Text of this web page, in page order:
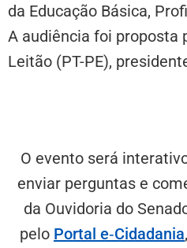
da Educação Básica,
A audiência foi proposta
Leitão (PT-PE),
O evento será
enviar perguntas e
da Ouvidoria do
pelo Portal e‑Cidadania